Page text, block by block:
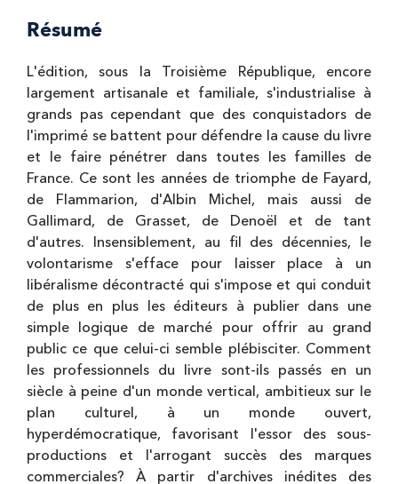
Résumé
L'édition, sous la Troisième République, encore
largement artisanale et familiale, s'industrialise à
grands pas cependant que des conquistadors de
l'imprimé se battent pour défendre la cause du livre
et le faire pénétrer dans toutes les familles de
France. Ce sont les années de triomphe de Fayard,
de Flammarion, d'Albin Michel, mais aussi de
Gallimard, de Grasset, de Denoël et de tant
d'autres. Insensiblement, au fil des décennies, le
volontarisme s'efface pour laisser place à un
libéralisme décontracté qui s'impose et qui conduit
de plus en plus les éditeurs à publier dans une
simple logique de marché pour offrir au grand
public ce que celui-ci semble plébisciter. Comment
les professionnels du livre sont-ils passés en un
siècle à peine d'un monde vertical, ambitieux sur le
plan culturel, à un monde ouvert,
hyperdémocratique, favorisant l'essor des sous-
productions et l'arrogant succès des marques
commerciales? À partir d'archives inédites des